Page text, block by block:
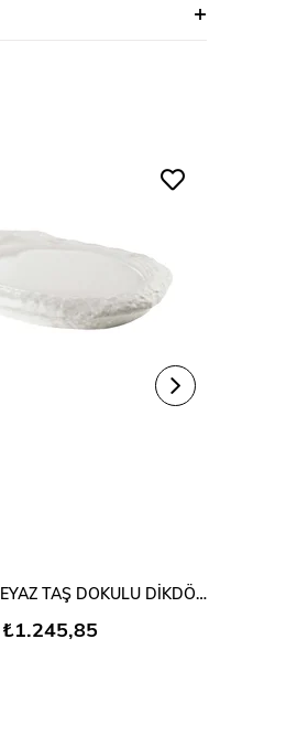
SEPETE EKLE
CRUDE MAT BEYAZ TAŞ DOKULU DİKDÖRTGEN PORSELEN
₺1.245,85